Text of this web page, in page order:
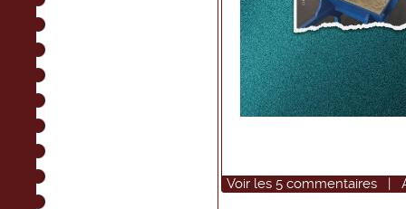
Voir les 5 commentaires |